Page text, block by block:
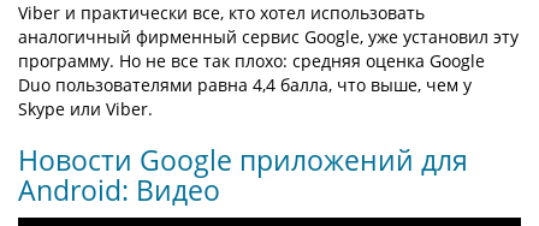
Viber и практически все, кто хотел использовать
аналогичный фирменный сервис Google, уже установил эту
программу. Но не все так плохо: средняя оценка Google
Duo пользователями равна 4,4 балла, что выше, чем у
Skype или Viber.
Новости Google приложений для
Android: Видео